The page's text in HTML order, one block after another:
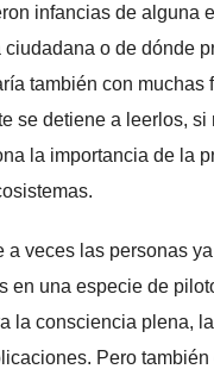
infancias de alguna
ciudadana o de dónde
también con muchas
se detiene a leerlos, si
la importancia de la
a veces las personas
en una especie de
la consciencia plena,
Pero también